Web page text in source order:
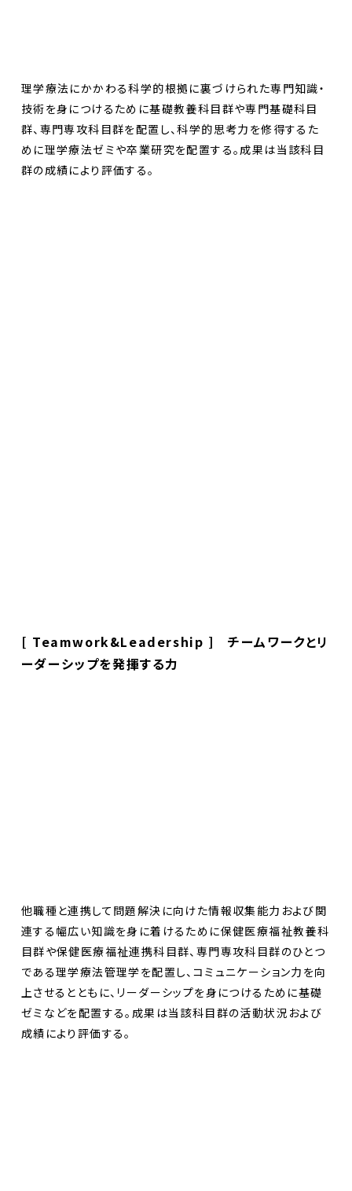
理学療法にかかわる科学的根拠に裏づけられた専門知識・
技術を身につけるために基礎教養科目群や専門基礎科目
群、専門専攻科目群を配置し、科学的思考力を修得するた
めに理学療法ゼミや卒業研究を配置する。成果は当該科目
群の成績により評価する。
[ Teamwork&Leadership ] チームワークとリ
ーダーシップを発揮する力
他職種と連携して問題解決に向けた情報収集能力および関
連する幅広い知識を身に着けるために保健医療福祉教養科
目群や保健医療福祉連携科目群、専門専攻科目群のひとつ
である理学療法管理学を配置し、コミュニケーション力を向
上させるとともに、リーダーシップを身につけるために基礎
ゼミなどを配置する。成果は当該科目群の活動状況および
成績により評価する。